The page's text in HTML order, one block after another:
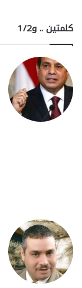
كلمتين .. و1/2